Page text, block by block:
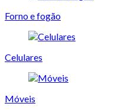
Forno e fogão
Celulares
Móveis